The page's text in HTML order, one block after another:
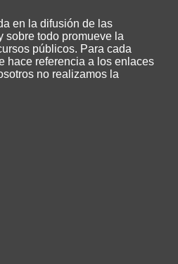
en la difusión de las
sobre todo promueve la
públicos. Para cada
hace referencia a los enlaces
no realizamos la